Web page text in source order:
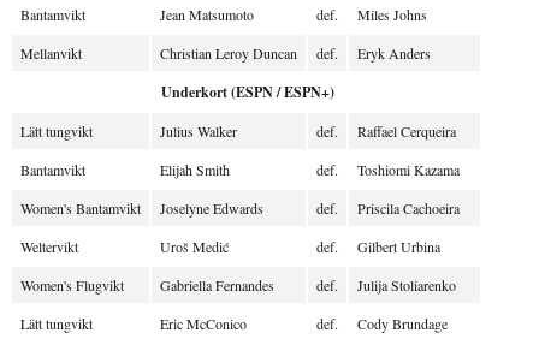
Bantamvikt
Jean Matsumoto def.
Miles Johns
Mellanvikt
Christian Leroy Duncan def. Eryk Anders
Underkort (ESPN / ESPN+)
Lätt tungvikt Julius Walker def.
Raffael Cerqueira
Bantamvikt
Elijah Smith def.
Toshiomi Kazama
Women's Bantamvikt
Joselyne Edwards def.
Priscila Cachoeira
Weltervikt
Uroš Medić def.
Gilbert Urbina
Women's Flugvikt
Gabriella Fernandes def.
Julija Stoliarenko
Lätt tungvikt
Eric McConico def. Cody Brundage